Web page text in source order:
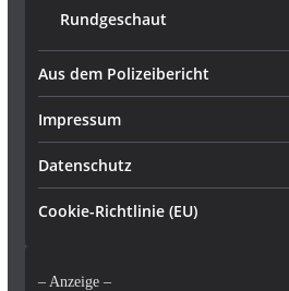
Rundgeschaut
Aus dem Polizeibericht
Impressum
Datenschutz
Cookie-Richtlinie (EU)
– Anzeige –